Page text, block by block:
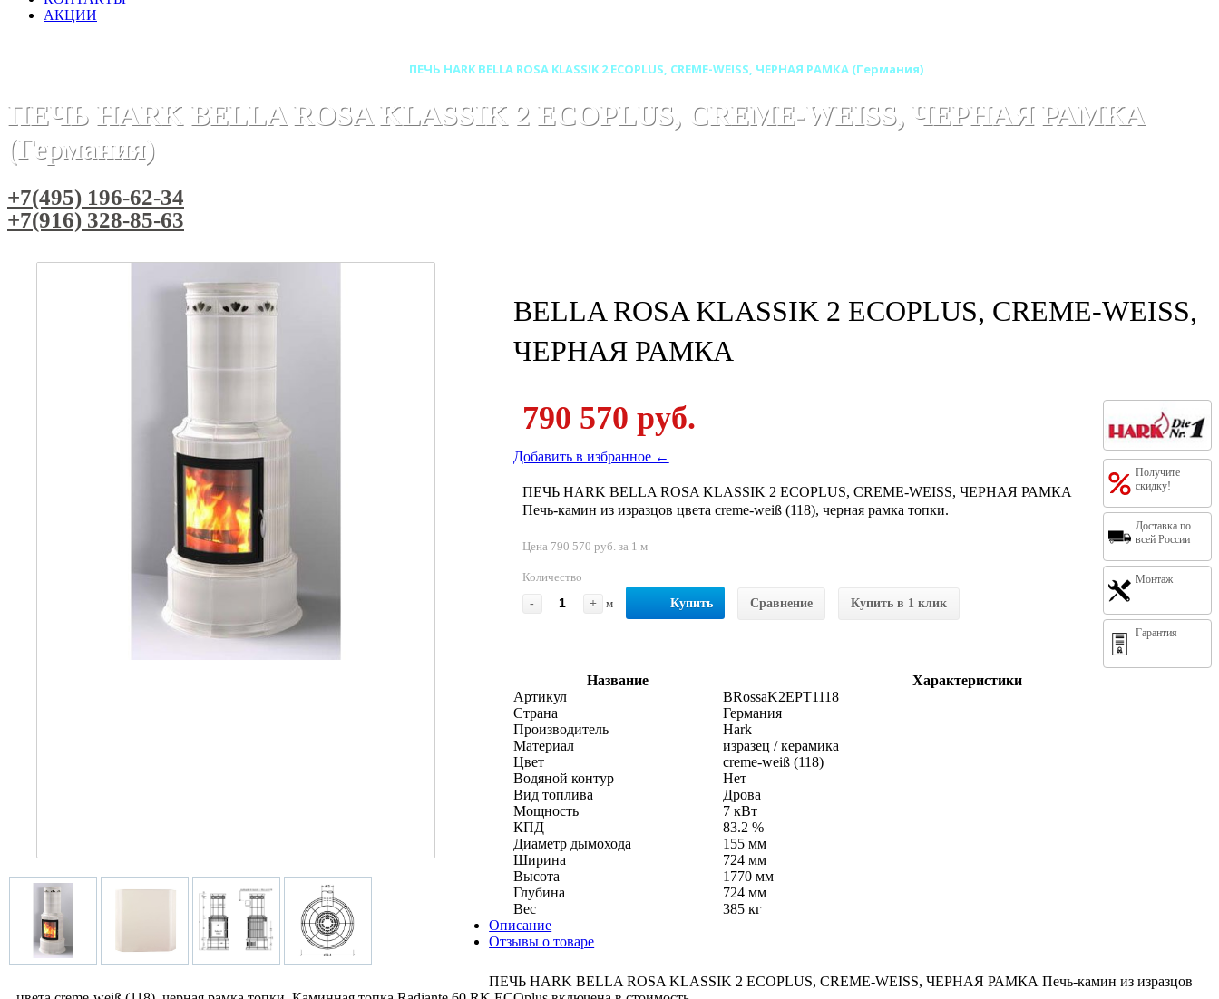
АКЦИИ
ПЕЧЬ HARK BELLA ROSA KLASSIK 2 ECOPLUS, CREME-WEISS, ЧЕРНАЯ РАМКА (Германия)
ПЕЧЬ HARK BELLA ROSA KLASSIK 2 ECOPLUS, CREME-WEISS, ЧЕРНАЯ РАМКА
(Германия)
+7(495) 196-62-34
+7(916) 328-85-63
BELLA ROSA KLASSIK 2 ECOPLUS, CREME-WEISS,
ЧЕРНАЯ РАМКА
Получите
скидку!
Доставка по
всей России
Монтаж
Гарантия
790 570 руб.
Добавить в избранное ←
ПЕЧЬ HARK BELLA ROSA KLASSIK 2 ECOPLUS, CREME-WEISS, ЧЕРНАЯ РАМКА
Печь-камин из изразцов цвета creme-weiß (118), черная рамка топки.
Цена 790 570 руб. за 1 м
Количество
-
+ м Купить Сравнение Купить в 1 клик
Название
Характеристики
Артикул
BRossaK2EPT1118
Страна
Германия
Производитель
Hark
Материал
изразец / керамика
Цвет
creme-weiß (118)
Водяной контур
Нет
Вид топлива
Дрова
Мощность
7 кВт
КПД
83.2 %
Диаметр дымохода
155 мм
Ширина
724 мм
Высота
1770 мм
Глубина
724 мм
Вес
385 кг
Описание
Отзывы о товаре
ПЕЧЬ HARK BELLA ROSA KLASSIK 2 ECOPLUS, CREME-WEISS, ЧЕРНАЯ РАМКА Печь-камин из изразцов